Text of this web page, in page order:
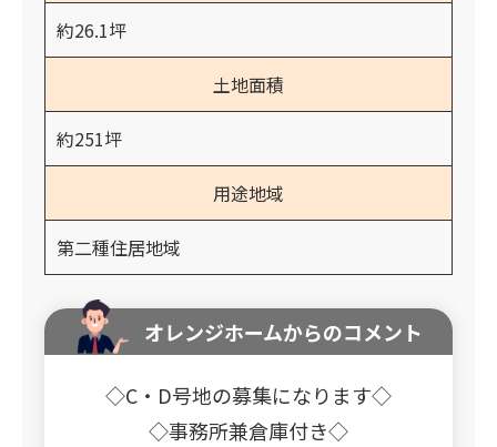
約26.1坪
土地面積
約251坪
用途地域
第二種住居地域
オレンジホームからのコメント
◇C・D号地の募集になります◇
◇事務所兼倉庫付き◇